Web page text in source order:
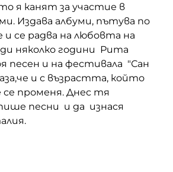
я канят за участие в
Издава албуми, пътува по
се радва на любовта на
няколко години Рита
песен и на фестивала "Сан
и с възрастта, който
се променя. Днес тя
песни и да изнася